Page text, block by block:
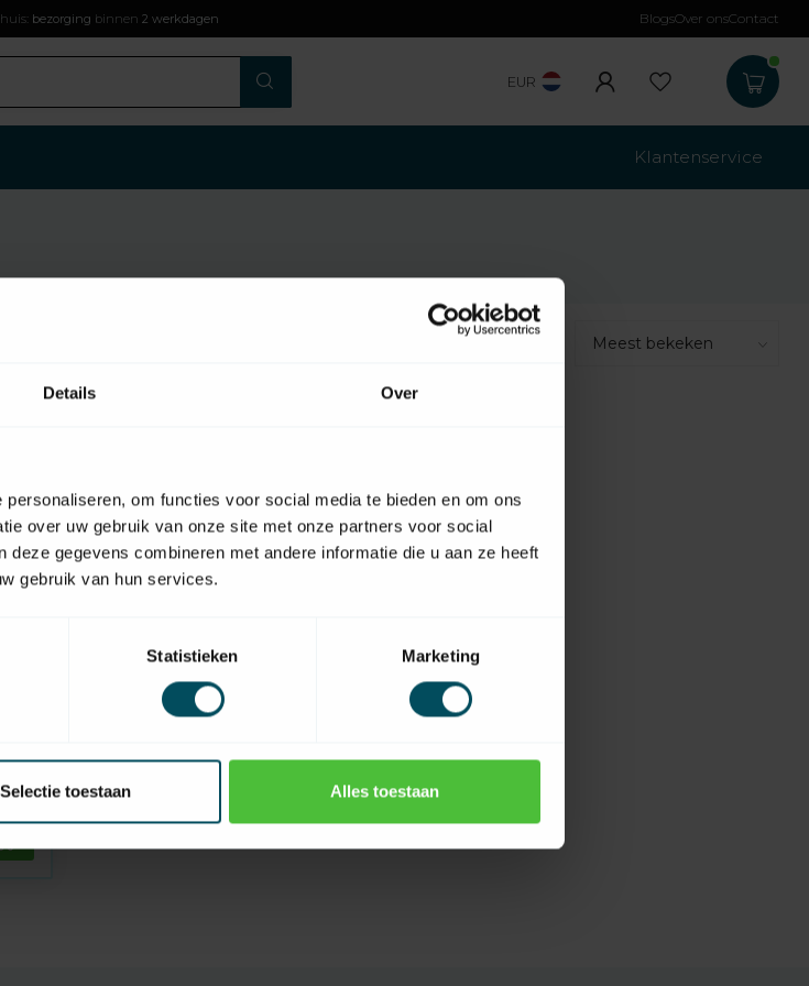
Details Over
om functies voor social media te bieden en om ons
over uw gebruik van onze site met onze partners voor social
gegevens combineren met andere informatie die u aan ze heeft
gebruik van hun services.
Statistieken Marketing
Selectie toestaan Alles toestaan
bezorging binnen 2 werkdagen BlogsOver onsContact
EUR
Klantenservice
Toon: